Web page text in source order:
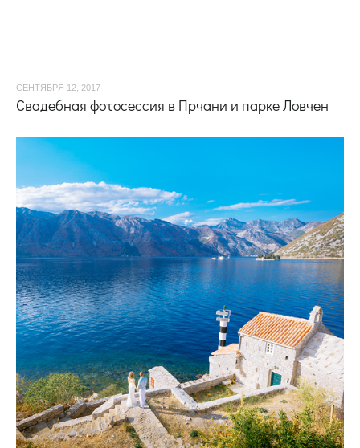
СЕНТЯБРЯ 12, 2017
Свадебная фотосессия в Прчани и парке Ловчен